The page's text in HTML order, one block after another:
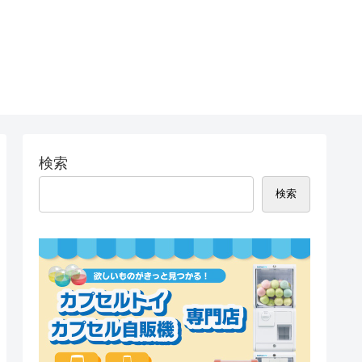
検索
検索